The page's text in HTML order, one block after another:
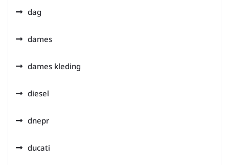
dag
dames
dames kleding
diesel
dnepr
ducati